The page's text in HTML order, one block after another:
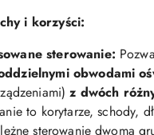
i korzyści:
sterowanie:
obwodami
z dwóch
to korytarze, schody,
sterowanie dwoma